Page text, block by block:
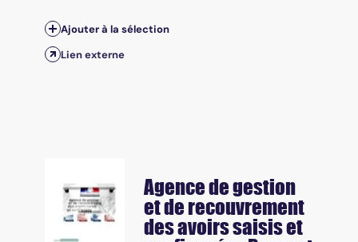
Ajouter à la sélection
Lien externe
Agence de gestion
et de recouvrement
des avoirs saisis et